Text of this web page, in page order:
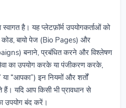
है। यह प्लेटफ़ॉर्म उपयोगकर्ताओं को
कोड, बायो पेज (Bio Pages) और
बनाने, प्रबंधित करने और विश्लेषण
का उपयोग करके या पंजीकरण करके,
“आपका”) इन नियमों और शर्तों
हैं। यदि आप किसी भी प्रावधान से
उपयोग बंद करें।